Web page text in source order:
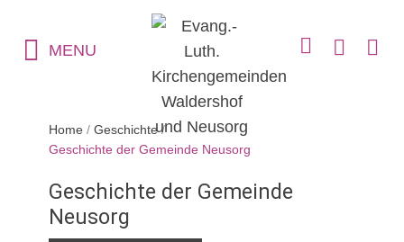
MENU
Home / Geschichte/
Geschichte der Gemeinde Neusorg
Geschichte der Gemeinde
Neusorg